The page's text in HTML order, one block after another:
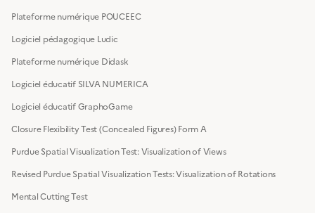
Plateforme numérique POUCEEC
Logiciel pédagogique Ludic
Plateforme numérique Didask
Logiciel éducatif SILVA NUMERICA
Logiciel éducatif GraphoGame
Closure Flexibility Test (Concealed Figures) Form A
Purdue Spatial Visualization Test: Visualization of Views
Revised Purdue Spatial Visualization Tests: Visualization of Rotations
Mental Cutting Test